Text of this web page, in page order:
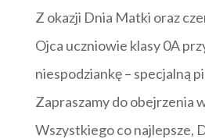
Z okazji Dnia Matki oraz
Ojca uczniowie klasy 0A
niespodziankę – specjalną
Zapraszamy do obejrzenia
Wszystkiego co najlepsze,